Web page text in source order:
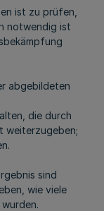
ist zu prüfen,
notwendig ist
abgebildeten
die durch
weiterzugeben;
sind
wie viele